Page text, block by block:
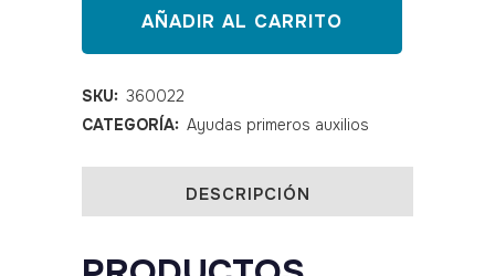
quantity
AÑADIR AL CARRITO
SKU: 360022
CATEGORÍA: Ayudas primeros auxilios
DESCRIPCIÓN